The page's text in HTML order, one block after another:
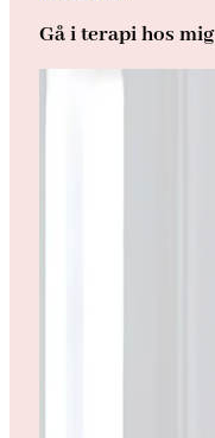
Gå i terapi hos mig